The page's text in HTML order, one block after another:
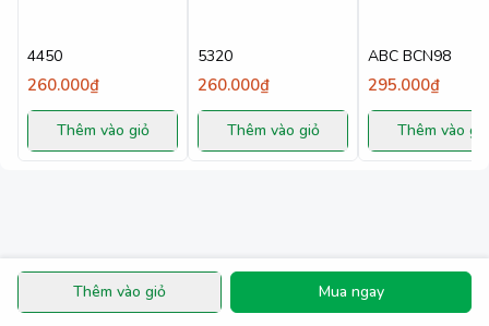
Thêm vào giỏ Mua ngay
4450
260.000₫
Thêm vào giỏ
5320
260.000₫
Thêm vào giỏ
ABC BCN98
295.000₫
Thêm vào giỏ